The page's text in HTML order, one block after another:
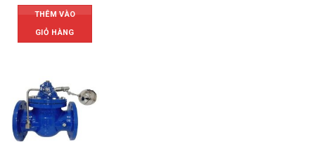
THÊM VÀO
GIỎ HÀNG